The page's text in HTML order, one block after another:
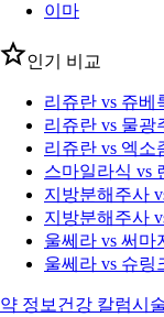
이마
인기 비교
리쥬란 vs 쥬베
리쥬란 vs 물광
리쥬란 vs 엑소
스마일라식 vs
지방분해주사
지방분해주사
울쎄라 vs 써마
울쎄라 vs 슈링
약 정보 건강 칼럼시